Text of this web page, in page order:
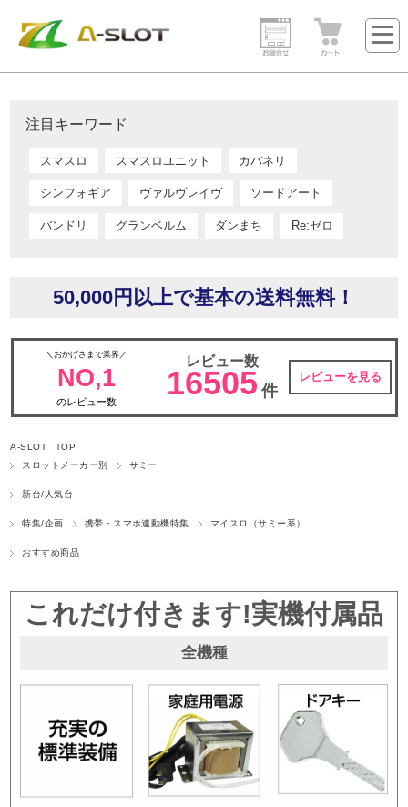
注目キーワード
スマスロ スマスロユニット カバネリ
シンフォギア ヴァルヴレイヴ ソードアート
バンドリ グランベルム ダンまち Re:ゼロ
50,000円以上で基本の送料無料！
＼おかげさまで業界／
NO,1
のレビュー数
レビュー数
16505 件
レビューを見る
A-SLOT TOP
スロットメーカー別
サミー
新台/人気台
特集/企画 携帯・スマホ連動機特集 マイスロ（サミー系）
おすすめ商品
これだけ付きます!実機付属品
全機種